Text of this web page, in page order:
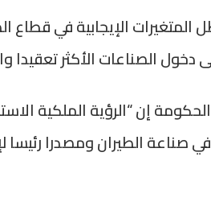
المتغيرات الإيجابية في قطاع
الصناعات الأكثر تعقيدا
إن “الرؤية الملكية
صناعة الطيران ومصدرا رئيسا